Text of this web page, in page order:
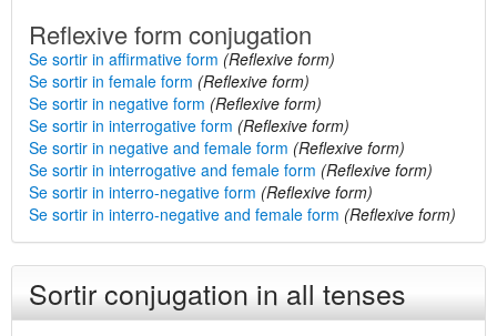
Reflexive form conjugation
Se sortir in affirmative form (Reflexive form)
Se sortir in female form (Reflexive form)
Se sortir in negative form (Reflexive form)
Se sortir in interrogative form (Reflexive form)
Se sortir in negative and female form (Reflexive form)
Se sortir in interrogative and female form (Reflexive form)
Se sortir in interro-negative form (Reflexive form)
Se sortir in interro-negative and female form (Reflexive form)
Sortir conjugation in all tenses